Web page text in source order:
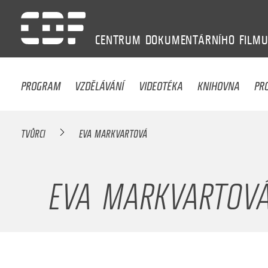
CENTRUM DOKUMENTÁRNÍHO FILMU
PROGRAM VZDĚLÁVÁNÍ VIDEOTÉKA KNIHOVNA
TVŮRCI EVA MARKVARTOVÁ
EVA